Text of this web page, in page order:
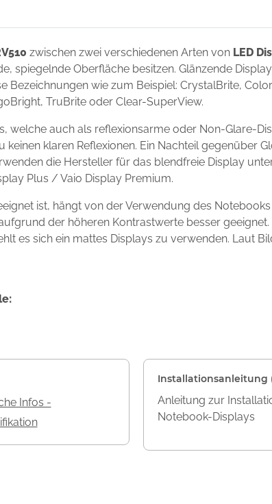
zwischen zwei verschiedenen Arten von LED
spiegelnde Oberfläche besitzen. Glänzende
wie zum Beispiel: CrystalBrite,
TruBrite oder Clear-SuperView.
welche auch als reflexionsarme oder Non-Glare-
klaren Reflexionen. Ein Nachteil gegenüber
die Hersteller für das blendfreie Display
Plus / Vaio Display Premium.
ist, hängt von der Verwendung des
der höheren Kontrastwerte besser
es sich ein mattes Displays zu verwenden. Laut
Infos -
Installationsanleitung
Anleitung zur
Notebook-Displays